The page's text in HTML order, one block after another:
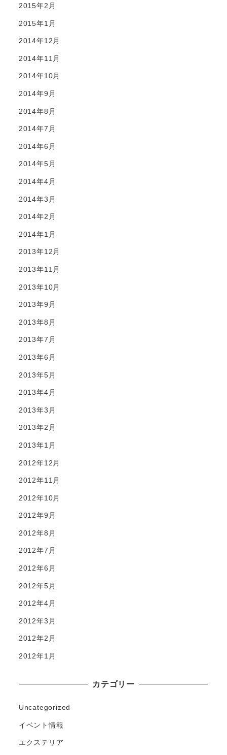
2015年2月
2015年1月
2014年12月
2014年11月
2014年10月
2014年9月
2014年8月
2014年7月
2014年6月
2014年5月
2014年4月
2014年3月
2014年2月
2014年1月
2013年12月
2013年11月
2013年10月
2013年9月
2013年8月
2013年7月
2013年6月
2013年5月
2013年4月
2013年3月
2013年2月
2013年1月
2012年12月
2012年11月
2012年10月
2012年9月
2012年8月
2012年7月
2012年6月
2012年5月
2012年4月
2012年3月
2012年2月
2012年1月
カテゴリー
Uncategorized
イベント情報
エクステリア